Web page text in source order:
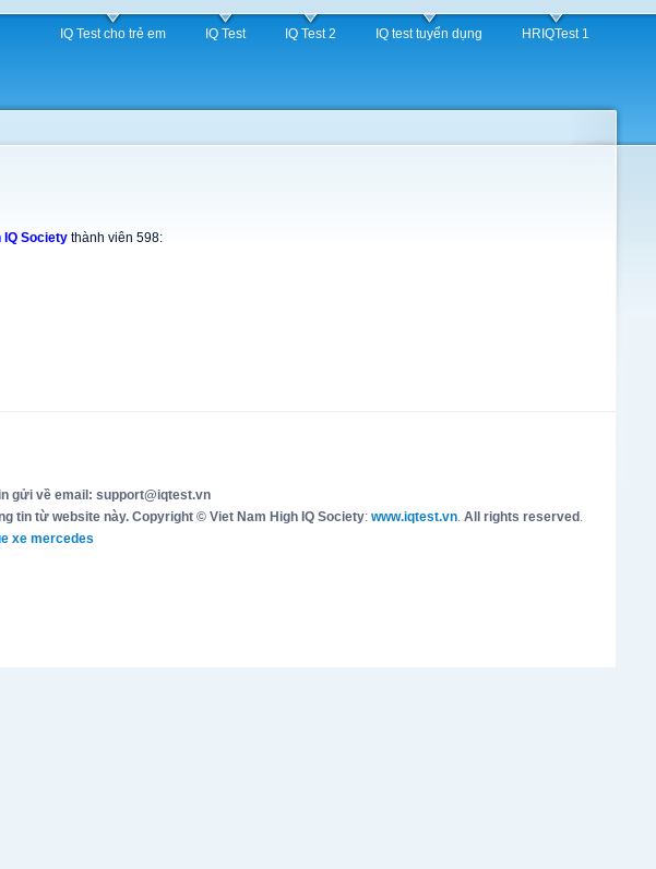
IQ Test cho trẻ em IQ Test IQ Test 2 IQ test tuyển dụng HRIQTest 1
IQ Societythành viên 598:
gửi về email: support@iqtest.vn
tin từ website này. Copyright © Viet Nam High IQ Society: www.iqtest.vn. All rights reserved.
xe mercedes